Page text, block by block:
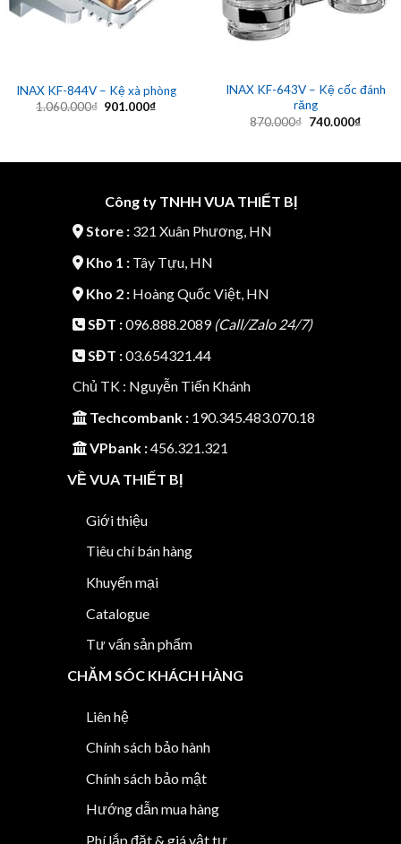
INAX KF-844V – Kệ xà phòng
1.060.000₫ Giá
901.000₫Giá
INAX KF-643V – Kệ cốc đánh
răng
870.000₫ Giá
740.000₫Giá
Công ty TNHH VUA THIẾT BỊ
Store :321 Xuân Phương, HN
Kho 1 :Tây Tựu, HN
Kho 2 :Hoàng Quốc Việt, HN
SĐT :096.888.2089 (Call/Zalo 24/7)
SĐT :03.654321.44
Chủ TK : Nguyễn Tiến Khánh
Techcombank :190.345.483.070.18
VPbank :456.321.321
VỀ VUA THIẾT BỊ
Giới thiệu
Tiêu chí bán hàng
Khuyến mại
Catalogue
Tư vấn sản phẩm
CHĂM SÓC KHÁCH HÀNG
Liên hệ
Chính sách bảo hành
Chính sách bảo mật
Hướng dẫn mua hàng
Phí lắp đặt & giá vật tư